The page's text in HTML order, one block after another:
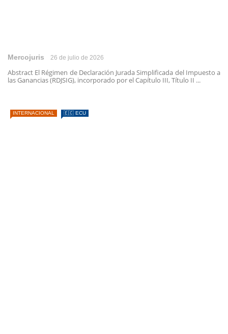
Mercojuris 26 de julio de 2026
Abstract El Régimen de Declaración Jurada Simplificada del Impuesto a
las Ganancias (RDJSIG), incorporado por el Capítulo III, Título II ...
INTERNACIONAL 🇪🇨 ECU